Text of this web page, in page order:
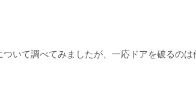
いて調べてみましたが、一応ドアを破るの